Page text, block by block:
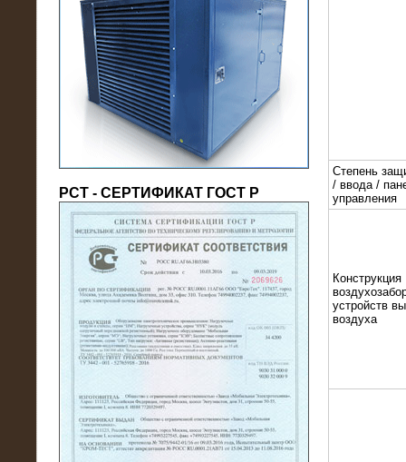
17.10.2016
Резистивный высоковольтный
нагрузочный модуль 5 МВт
(напряжение 6/10 кВ)
21.08.2016
На производственное предприятие
модули 20 МВт (0,4 кВ)
РСТ - СЕРТИФИКАТ ГОСТ Р
Степень
/ ввода /
управления
Конструкция
устройств
воздуха